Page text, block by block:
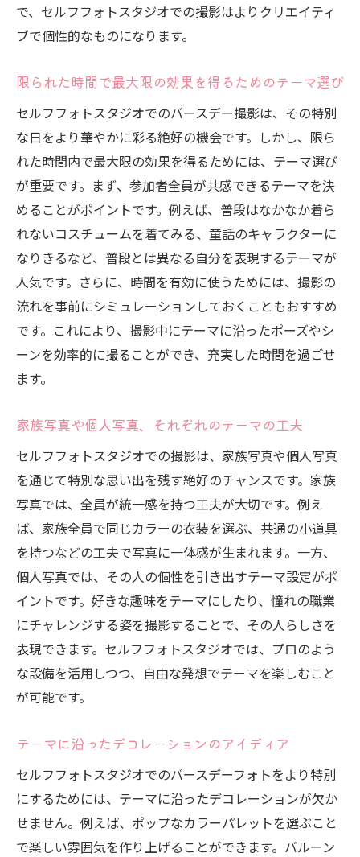
で、セルフフォトスタジオでの撮影はよりクリエイティ
ブで個性的なものになります。
限られた時間で最大限の効果を得るためのテーマ選び
セルフフォトスタジオでのバースデー撮影は、その特別
な日をより華やかに彩る絶好の機会です。しかし、限ら
れた時間内で最大限の効果を得るためには、テーマ選び
が重要です。まず、参加者全員が共感できるテーマを決
めることがポイントです。例えば、普段はなかなか着ら
れないコスチュームを着てみる、童話のキャラクターに
なりきるなど、普段とは異なる自分を表現するテーマが
人気です。さらに、時間を有効に使うためには、撮影の
流れを事前にシミュレーションしておくこともおすすめ
です。これにより、撮影中にテーマに沿ったポーズやシ
ーンを効率的に撮ることができ、充実した時間を過ごせ
ます。
家族写真や個人写真、それぞれのテーマの工夫
セルフフォトスタジオでの撮影は、家族写真や個人写真
を通じて特別な思い出を残す絶好のチャンスです。家族
写真では、全員が統一感を持つ工夫が大切です。例え
ば、家族全員で同じカラーの衣装を選ぶ、共通の小道具
を持つなどの工夫で写真に一体感が生まれます。一方、
個人写真では、その人の個性を引き出すテーマ設定がポ
イントです。好きな趣味をテーマにしたり、憧れの職業
にチャレンジする姿を撮影することで、その人らしさを
表現できます。セルフフォトスタジオでは、プロのよう
な設備を活用しつつ、自由な発想でテーマを楽しむこと
が可能です。
テーマに沿ったデコレーションのアイディア
セルフフォトスタジオでのバースデーフォトをより特別
にするためには、テーマに沿ったデコレーションが欠か
せません。例えば、ポップなカラーパレットを選ぶこと
で楽しい雰囲気を作り上げることができます。バルーン